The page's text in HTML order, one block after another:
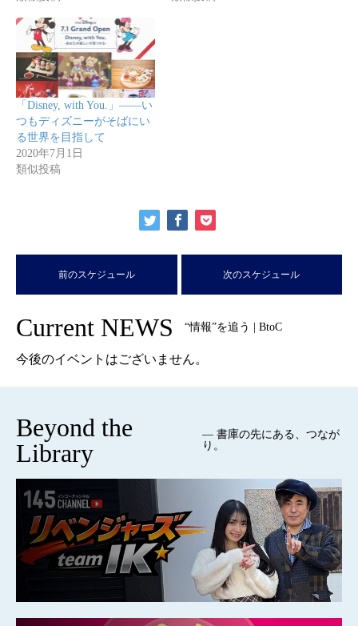
「Disney, with You.」——い
つもディズニーがそばにい
る世界を目指して
2020年7月1日
類似投稿
前のスケジュール 次のスケジュール
Current NEWS “情報”を追う | BtoC
今後のイベントはございません。
Beyond the
Library
— 書庫の先にある、つなが
り。